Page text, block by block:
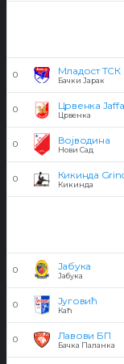
0 Младост ТСК
Бачки Јарак
0 Црвенка Jaffa
Црвенка
0 Војводина
Нови Сад
0 Кикинда
Кикинда
0 Јабука
Јабука
0 Југовић
Каћ
0 Лавови БП
Бачка Паланка